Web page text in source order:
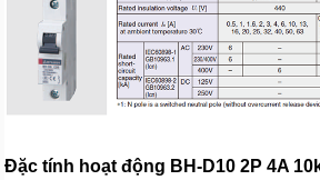
Đặc tính hoạt động BH-D10 2P 4A